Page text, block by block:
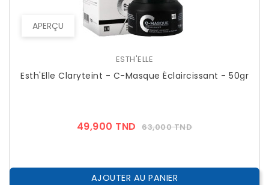
APERÇU
ESTH'ELLE
Esth'Elle Claryteint - C-Masque Éclaircissant - 50gr
49,900 TND Prix
63,000 TNDPrix
AJOUTER AU PANIER